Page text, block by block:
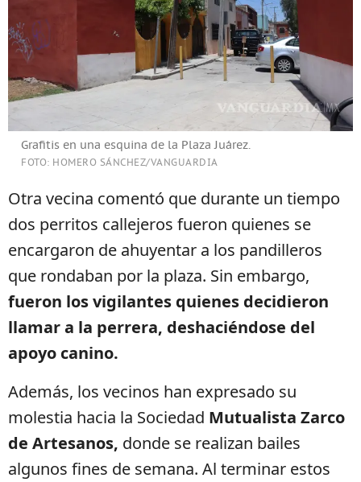
Grafitis en una esquina de la Plaza Juárez.
FOTO: HOMERO SÁNCHEZ/VANGUARDIA
Otra vecina comentó que durante un tiempo
dos perritos callejeros fueron quienes se
encargaron de ahuyentar a los pandilleros
que rondaban por la plaza. Sin embargo,
fueron los vigilantes quienes decidieron
llamar a la perrera, deshaciéndose del
apoyo canino.
Además, los vecinos han expresado su
molestia hacia la Sociedad Mutualista Zarco
de Artesanos, donde se realizan bailes
algunos fines de semana. Al terminar estos